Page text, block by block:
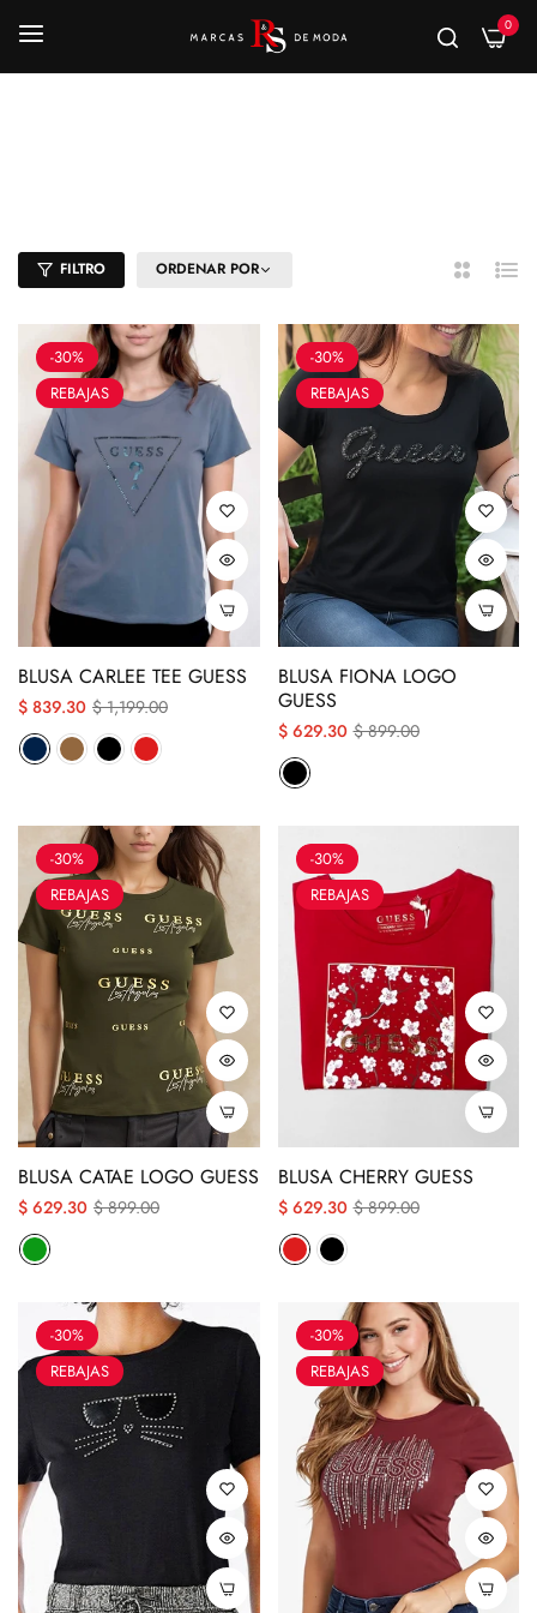
0
FILTRO ORDENAR POR
2
Lista
-30%
REBAJAS
BLUSA CARLEE TEE GUESS
Precio
regular
$ 839.30Precio
descuento
$ 1,199.00
-30%
REBAJAS
BLUSA FIONA LOGO
GUESS
Precio
regular
$ 629.30Precio
$ 899.00
-30%
REBAJAS
BLUSA CATAE LOGO GUESS
Precio
regular
$ 629.30Precio
$ 899.00
-30%
REBAJAS
BLUSA CHERRY GUESS
Precio
regular
$ 629.30Precio
$ 899.00
-30%
REBAJAS
-30%
REBAJAS